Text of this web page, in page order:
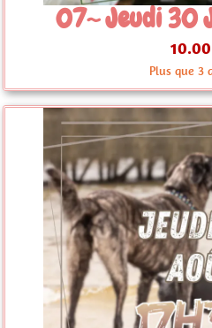
07~ Jeudi 30
Plus que 3